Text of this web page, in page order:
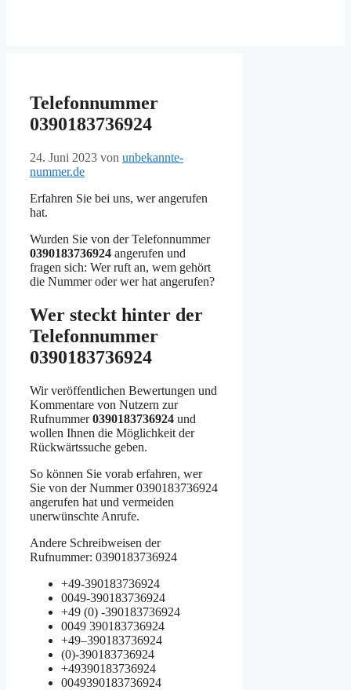
Telefonnummer
0390183736924
24. Juni 2023 von unbekannte-
nummer.de
Erfahren Sie bei uns, wer angerufen
hat.
Wurden Sie von der Telefonnummer
0390183736924 angerufen und
fragen sich: Wer ruft an, wem gehört
die Nummer oder wer hat angerufen?
Wer steckt hinter der
Telefonnummer
0390183736924
Wir veröffentlichen Bewertungen und
Kommentare von Nutzern zur
Rufnummer0390183736924 und
wollen Ihnen die Möglichkeit der
Rückwärtssuche geben.
So können Sie vorab erfahren, wer
Sie von der Nummer 0390183736924
angerufen hat und vermeiden
unerwünschte Anrufe.
Andere Schreibweisen der
Rufnummer: 0390183736924
+49-390183736924
0049-390183736924
+49 (0) -390183736924
0049 390183736924
+49–390183736924
(0)-390183736924
+49390183736924
0049390183736924